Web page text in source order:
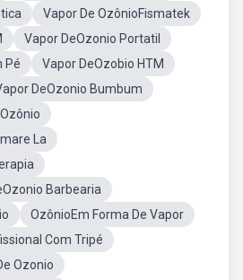
Vapor De OzônioFismatek
Vapor DeOzonio Portatil
Pé
Vapor DeOzobio HTM
DeOzonio Bumbum
La
Barbearia
OzônioEm Forma De Vapor
Com Tripé
Ozonio